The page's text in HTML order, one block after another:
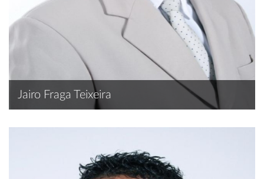
Jairo Fraga Teixeira